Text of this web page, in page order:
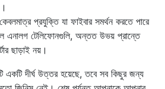
প্রযুক্তি যা ফাইবার সমর্থন করতে পারে
এনালগ টেলিফোনগুলি, অন্তত উভয় প্রান্তে
ছাড়াই নয়।
একটি দীর্ঘ উত্তর হয়েছে, তবে সব কিছুর জন্য